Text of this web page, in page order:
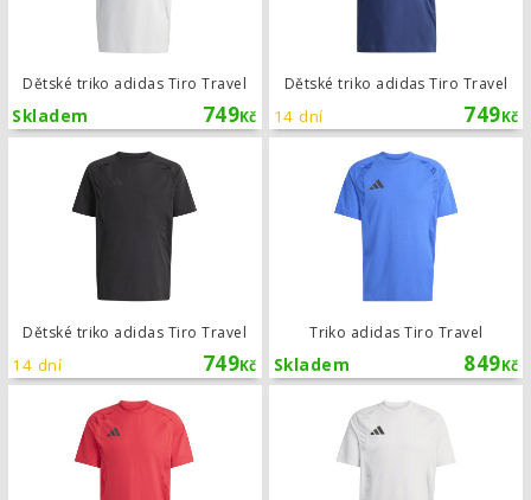
Dětské triko adidas Tiro Travel
749Kč
Skladem
Dětské triko adidas Tiro Travel
749Kč
14 dní
Dětské triko adidas Tiro Travel
749Kč
14 dní
Triko adidas Tiro Travel
849Kč
Skladem